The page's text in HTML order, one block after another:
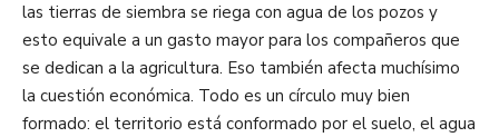
las tierras de siembra se riega con agua de los pozos y
esto equivale a un gasto mayor para los compañeros que
se dedican a la agricultura. Eso también afecta muchísimo
la cuestión económica. Todo es un círculo muy bien
formado: el territorio está conformado por el suelo, el agua